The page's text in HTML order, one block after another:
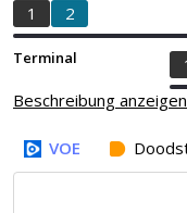
1
2
Terminal
Beschreibung anzeigen
VOE